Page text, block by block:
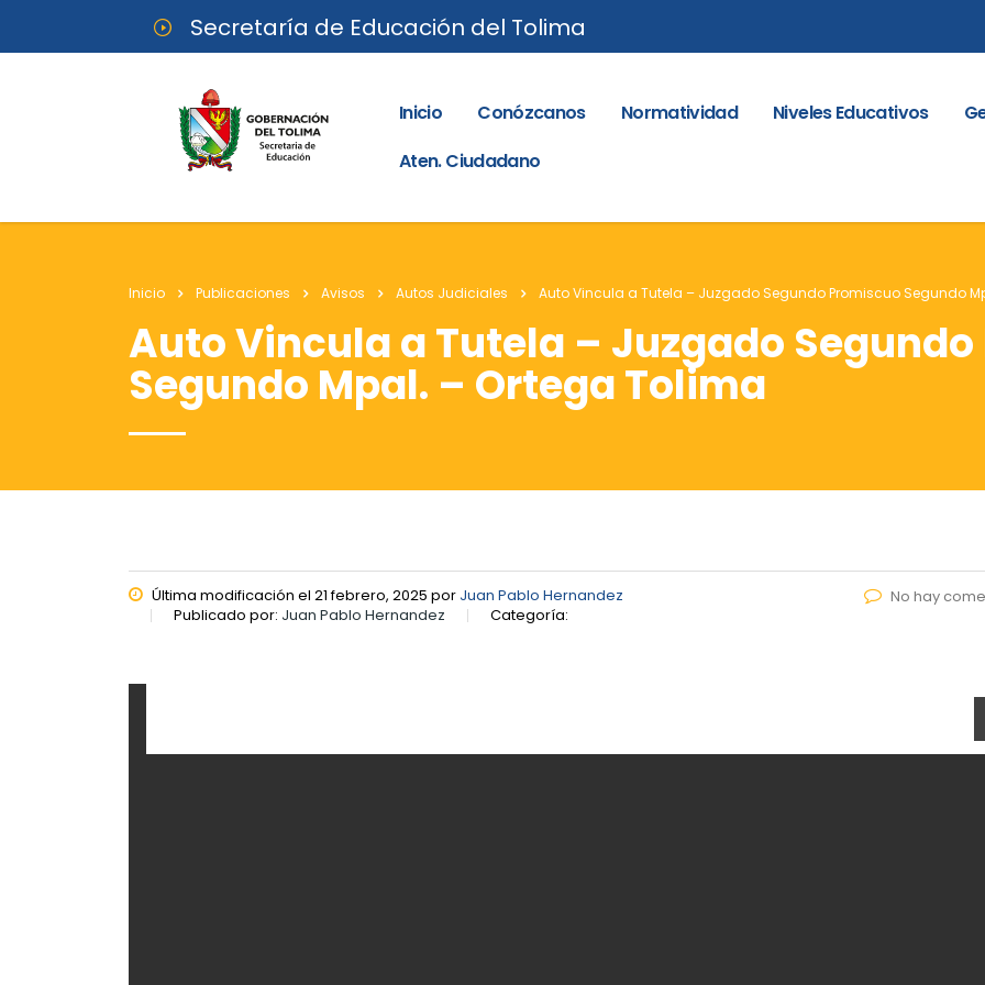
Secretaría de Educación del Tolima
Inicio Conózcanos Normatividad Niveles Educativos
Aten. Ciudadano
Inicio Publicaciones Avisos Autos Judiciales Auto Vincula a Tutela – Juzgado Segundo Promiscuo Segundo
Auto Vincula a Tutela – Juzgado
Segundo Mpal. – Ortega Tolima
Última modificación el 21 febrero, 2025 por Juan Pablo Hernandez
Publicado por: Juan Pablo Hernandez Categoría:
No hay